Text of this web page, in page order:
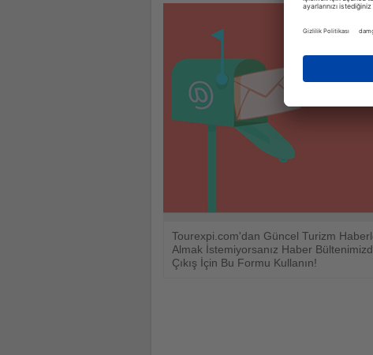
Tourexpi.com'dan Güncel Turizm
Almak İstemiyorsanız Haber
Çıkış İçin Bu Formu Kullanın!